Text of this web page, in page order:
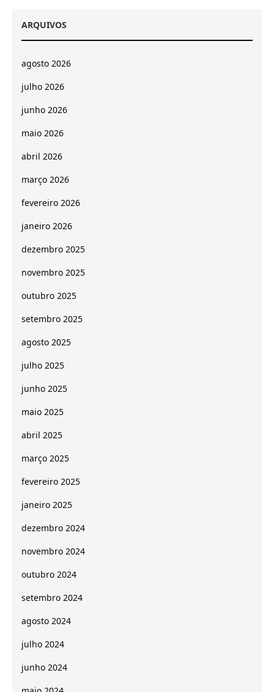
ARQUIVOS
agosto 2026
julho 2026
junho 2026
maio 2026
abril 2026
março 2026
fevereiro 2026
janeiro 2026
dezembro 2025
novembro 2025
outubro 2025
setembro 2025
agosto 2025
julho 2025
junho 2025
maio 2025
abril 2025
março 2025
fevereiro 2025
janeiro 2025
dezembro 2024
novembro 2024
outubro 2024
setembro 2024
agosto 2024
julho 2024
junho 2024